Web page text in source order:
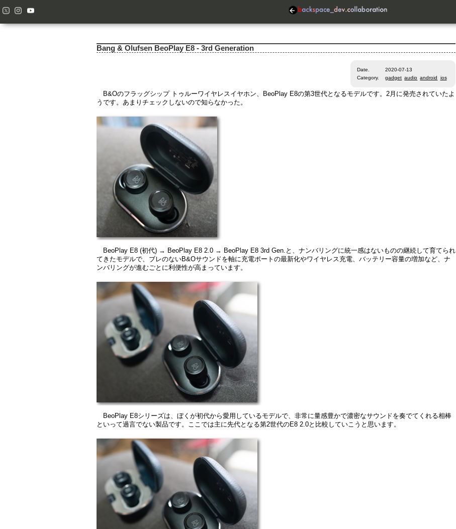
Bang & Olufsen BeoPlay E8 - 3rd Generation
Date.
2020-07-13
Category.
gadget audio android ios
B&Oのフラッグシップ トゥルーワイヤレスイヤホン、BeoPlay E8の第3世代となるモデルです。2月に発売されていたよ
うです。あまりチェックしないので知らなかった。
BeoPlay E8 (初代) → BeoPlay E8 2.0 → BeoPlay E8 3rd Gen.と、ナンバリングに統一感はないものの継続して育てられ
てきたモデルで、ブレのないB&Oサウンドを軸に充電ポートの最新化やワイヤレス充電、バッテリー容量の増加など、ナ
ンバリングが進むごとに利便性が高まっています。
BeoPlay E8シリーズは、ぼくが初代から愛用しているモデルで、非常に量感豊かで濃密なサウンドを奏でてくれる相棒
といって過言でない製品です。ここでは主に先代となる第2世代のE8 2.0と比較していこうと思います。